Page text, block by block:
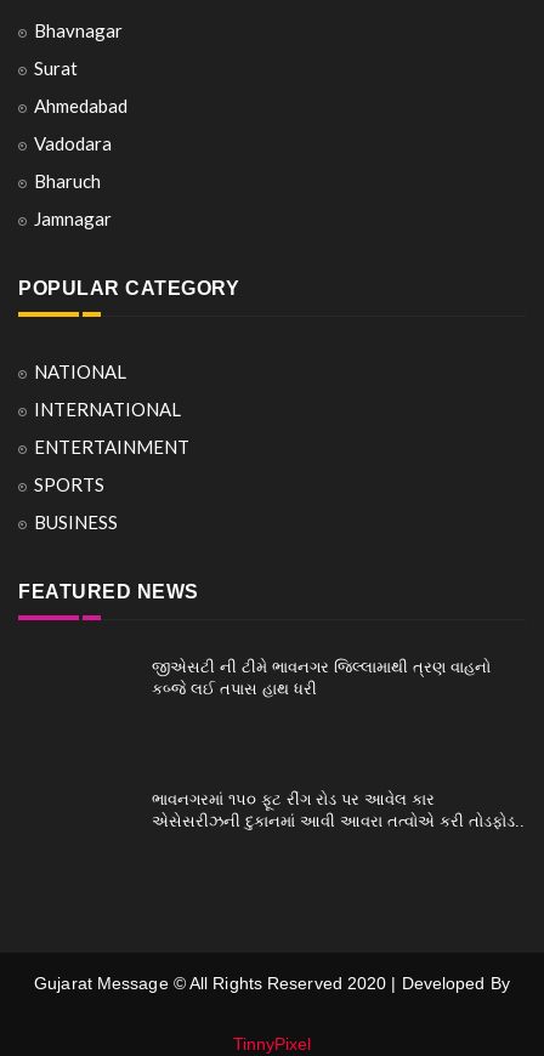
Bhavnagar
Surat
Ahmedabad
Vadodara
Bharuch
Jamnagar
POPULAR CATEGORY
NATIONAL
INTERNATIONAL
ENTERTAINMENT
SPORTS
BUSINESS
FEATURED NEWS
જીએસટી ની ટીમે ભાવનગર જિલ્લામાથી ત્રણ વાહનો
કબ્જે લઈ તપાસ હાથ ધરી
ભાવનગરમાં ૧૫૦ ફૂટ રીંગ રોડ પર આવેલ કાર
એસેસરીઝની દુકાનમાં આવી આવરા તત્વોએ કરી તોડફોડ..
Gujarat Message © All Rights Reserved 2020 | Developed By
TinnyPixel